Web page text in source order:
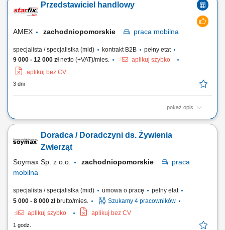
Przedstawiciel handlowy
AMEX zachodniopomorskie praca mobilna
specjalista / specjalistka (mid) kontrakt B2B
pełny etat
9 000 - 12 000 złnetto (+VAT)/mies.
aplikuj szybko
aplikuj bez CV
3 dni
pokaż opis
Budowa i obsługa rynku na podległym terenie. Branża budowlana -
Doradca / Doradczyni ds. Żywienia
Zwierząt
Soymax Sp. z o.o. zachodniopomorskie
praca
mobilna
specjalista / specjalistka (mid) umowa o pracę
pełny etat
5 000 - 8 000 złbrutto/mies.
Szukamy 4 pracowników
aplikuj szybko
aplikuj bez CV
1 godz.